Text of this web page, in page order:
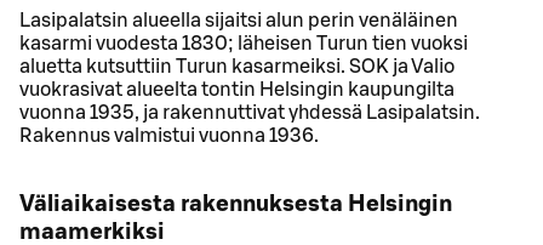
Lasipalatsin alueella sijaitsi alun perin venäläinen
kasarmi vuodesta 1830; läheisen Turun tien vuoksi
aluetta kutsuttiin Turun kasarmeiksi. SOK ja Valio
vuokrasivat alueelta tontin Helsingin kaupungilta
vuonna 1935, ja rakennuttivat yhdessä Lasipalatsin.
Rakennus valmistui vuonna 1936.
Väliaikaisesta rakennuksesta Helsingin
maamerkiksi